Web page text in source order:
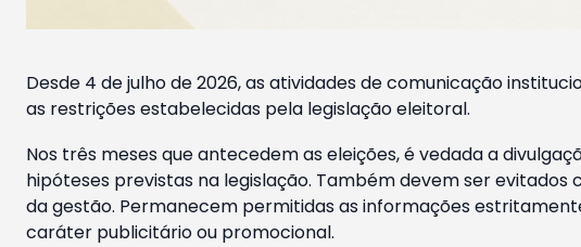
Desde 4 de julho de 2026, as atividades de comunicação
as restrições estabelecidas pela legislação eleitoral.
Nos três meses que antecedem as eleições, é vedada a
hipóteses previstas na legislação. Também devem ser
da gestão. Permanecem permitidas as informações
caráter publicitário ou promocional.